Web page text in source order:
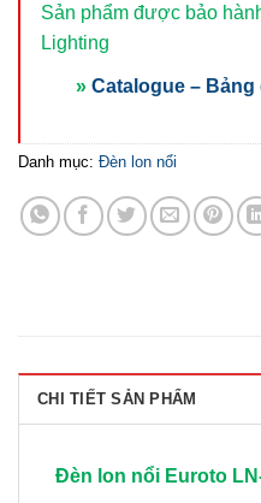
Sản phẩm được bảo
Lighting
» Catalogue –
Danh mục: Đèn lon nổi
CHI TIẾT SẢN PHẨM
Đèn lon nổi Euroto